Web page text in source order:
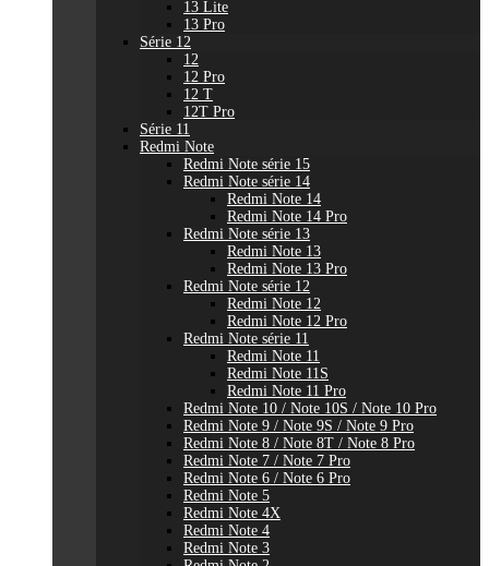
13 Lite
13 Pro
Série 12
12
12 Pro
12 T
12T Pro
Série 11
Redmi Note
Redmi Note série 15
Redmi Note série 14
Redmi Note 14
Redmi Note 14 Pro
Redmi Note série 13
Redmi Note 13
Redmi Note 13 Pro
Redmi Note série 12
Redmi Note 12
Redmi Note 12 Pro
Redmi Note série 11
Redmi Note 11
Redmi Note 11S
Redmi Note 11 Pro
Redmi Note 10 / Note 10S / Note 10 Pro
Redmi Note 9 / Note 9S / Note 9 Pro
Redmi Note 8 / Note 8T / Note 8 Pro
Redmi Note 7 / Note 7 Pro
Redmi Note 6 / Note 6 Pro
Redmi Note 5
Redmi Note 4X
Redmi Note 4
Redmi Note 3